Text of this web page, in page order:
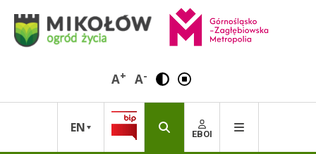
A+ A-
EN EBOI